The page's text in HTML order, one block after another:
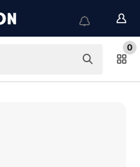
0